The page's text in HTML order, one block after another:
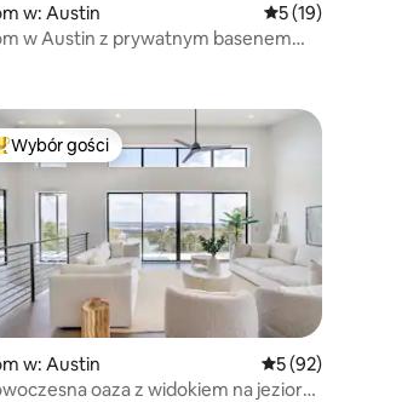
5 na 5, liczba recenzji: 14
w: Austin Średnia ocena: 5
5 (19)
w Austin z prywatnym basenem
na 5, liczba recenzji: 85
z kategorii Wybór gości
Wybór gości
w: Austin Średnia ocena: 5
5 (92)
oaza z widokiem na jezioro: